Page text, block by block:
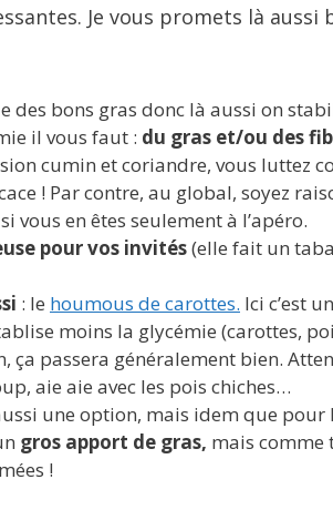
Je vous promets là aussi
des bons gras donc là aussi on
il vous faut : du gras et/ou des
cumin et coriandre, vous luttez
! Par contre, au global, soyez
vous en êtes seulement à l’apéro.
pour vos invités(elle fait un
: le houmous de carottes. Ici c’est
moins la glycémie (carottes,
ça passera généralement bien.
aie aie avec les pois chiches…
une option, mais idem que pour
gros apport de gras, mais comme
!